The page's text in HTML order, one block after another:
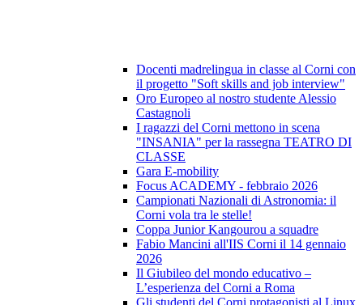
Docenti madrelingua in classe al Corni con
il progetto "Soft skills and job interview"
Oro Europeo al nostro studente Alessio
Castagnoli
I ragazzi del Corni mettono in scena
"INSANIA" per la rassegna TEATRO DI
CLASSE
Gara E-mobility
Focus ACADEMY - febbraio 2026
Campionati Nazionali di Astronomia: il
Corni vola tra le stelle!
Coppa Junior Kangourou a squadre
Fabio Mancini all'IIS Corni il 14 gennaio
2026
Il Giubileo del mondo educativo –
L’esperienza del Corni a Roma